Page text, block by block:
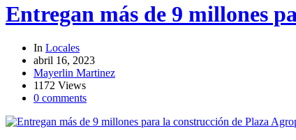
Entregan más de 9 millones
In Locales
abril 16, 2023
Mayerlin Martinez
1172 Views
0 comments